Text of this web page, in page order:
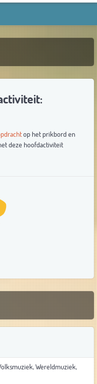
op het prikbord en
deze hoofdactiviteit
Wereldmuziek,